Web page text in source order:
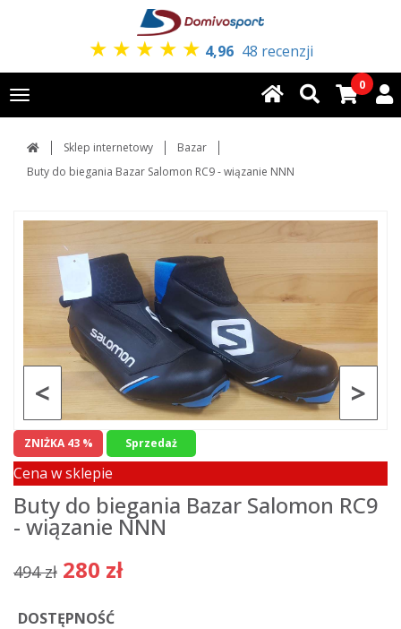
★ ★ ★ ★ ★ 4,96 48 recenzji
Toggle
navigation
0
Sklep internetowy
Bazar
Buty do biegania Bazar Salomon RC9 - wiązanie NNN
>
<
ZNIŻKA 43 % Sprzedaż
Cena w sklepie
Buty do biegania Bazar Salomon RC9
- wiązanie NNN
494 zł 280 zł
DOSTĘPNOŚĆ